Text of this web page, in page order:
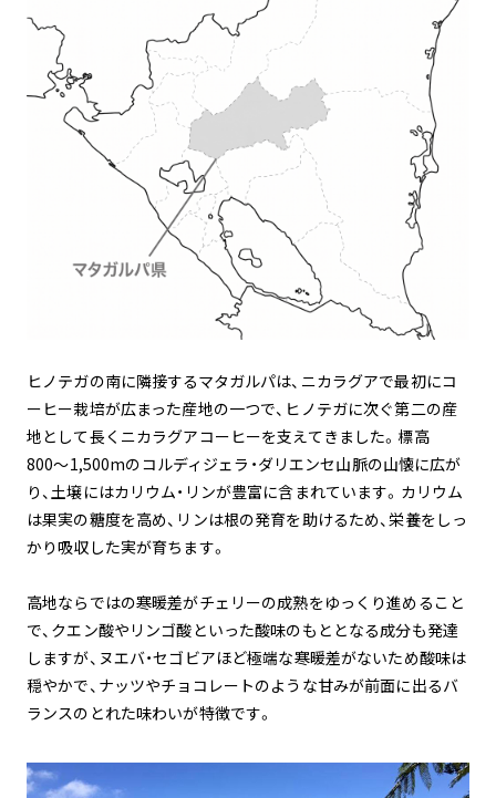
ヒノテガの南に隣接するマタガルパは、ニカラグアで最初にコ
ーヒー栽培が広まった産地の一つで、ヒノテガに次ぐ第二の産
地として長くニカラグアコーヒーを支えてきました。標高
800〜1,500mのコルディジェラ・ダリエンセ山脈の山懐に広が
り、土壌にはカリウム・リンが豊富に含まれています。カリウム
は果実の糖度を高め、リンは根の発育を助けるため、栄養をしっ
かり吸収した実が育ちます。
高地ならではの寒暖差がチェリーの成熟をゆっくり進めること
で、クエン酸やリンゴ酸といった酸味のもととなる成分も発達
しますが、ヌエバ・セゴビアほど極端な寒暖差がないため酸味は
穏やかで、ナッツやチョコレートのような甘みが前面に出るバ
ランスのとれた味わいが特徴です。